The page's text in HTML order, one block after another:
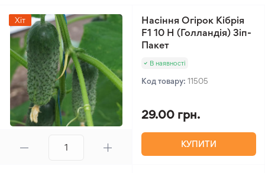
лежкістю, зберігається до весни або навіть до року,
а солодка мускатна м’якоть забезпечує
універсальне використання у господарстві.
Хіт
Насіння Огірок Кібрія
F1 10 Н (Голландія) Зіп-
Пакет
В наявності
Код товару: 11505
29.00 грн.
КУПИТИ